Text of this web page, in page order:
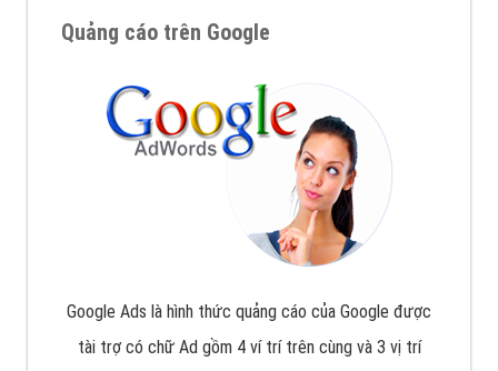
Quảng cáo trên Google
Google Ads là hình thức quảng cáo của Google được
tài trợ có chữ Ad gồm 4 ví trí trên cùng và 3 vị trí